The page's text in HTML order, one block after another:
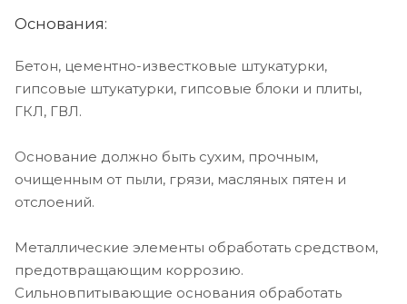
Основания:
Бетон, цементно-известковые штукатурки,
гипсовые штукатурки, гипсовые блоки и плиты,
ГКЛ, ГВЛ.
Основание должно быть сухим, прочным,
очищенным от пыли, грязи, масляных пятен и
отслоений.
Металлические элементы обработать средством,
предотвращающим коррозию.
Сильновпитывающие основания обработать